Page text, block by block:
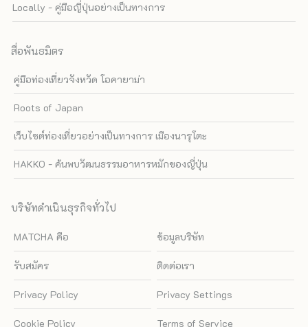
Locally - คู่มือญี่ปุ่นอย่างเป็นทางการ
สื่อพันธมิตร
คู่มือท่องเที่ยวจังหวัด โอคายาม่า
Roots of Japan
เว็บไซต์ท่องเที่ยวอย่างเป็นทางการ เมืองนารุโตะ
HAKKO - ค้นพบวัฒนธรรมอาหารหมักของญี่ปุ่น
บริษัทดำเนินธุรกิจทั่วไป
MATCHA คือ ข้อมูลบริษัท
รับสมัคร ติดต่อเรา
Privacy Policy Privacy Settings
Cookie Policy Terms of Service